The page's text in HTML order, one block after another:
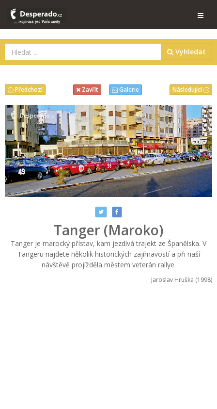
Vyhledat
Následující
Předchozí Zavřít Galerie
Tanger (Maroko)
Tanger je marocký přístav, kam jezdívá trajekt ze Španělska. V
Tangeru najdete několik historických zajímavostí a při naší
návštěvě projížděla městem veterán rallye.
Jaroslav Hruška (1998)